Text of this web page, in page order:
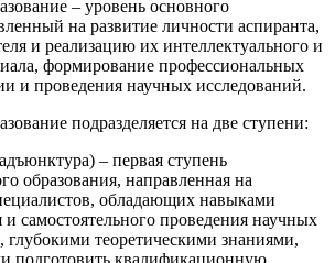
– уровень основного
на развитие личности аспиранта,
и реализацию их интеллектуального и
формирование профессиональных
и проведения научных исследований.
подразделяется на две ступени:
– первая ступень
образования, направленная на
обладающих навыками
самостоятельного проведения научных
глубокими теоретическими знаниями,
подготовить квалификационную